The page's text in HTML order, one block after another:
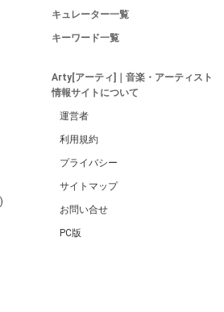
キュレーター一覧
キーワード一覧
Arty[アーティ]｜音楽・アーティスト
情報サイトについて
運営者
利用規約
プライバシー
サイトマップ
お問い合せ
PC版